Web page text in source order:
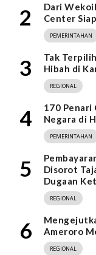
2
Dari
Center
PEMERINTAHAN
3
Tak
Hibah di
REGIONAL
4
170 Penari
Negara di
PEMERINTAHAN
5
Disorot
Dugaan
REGIONAL
6
Ameroro
REGIONAL